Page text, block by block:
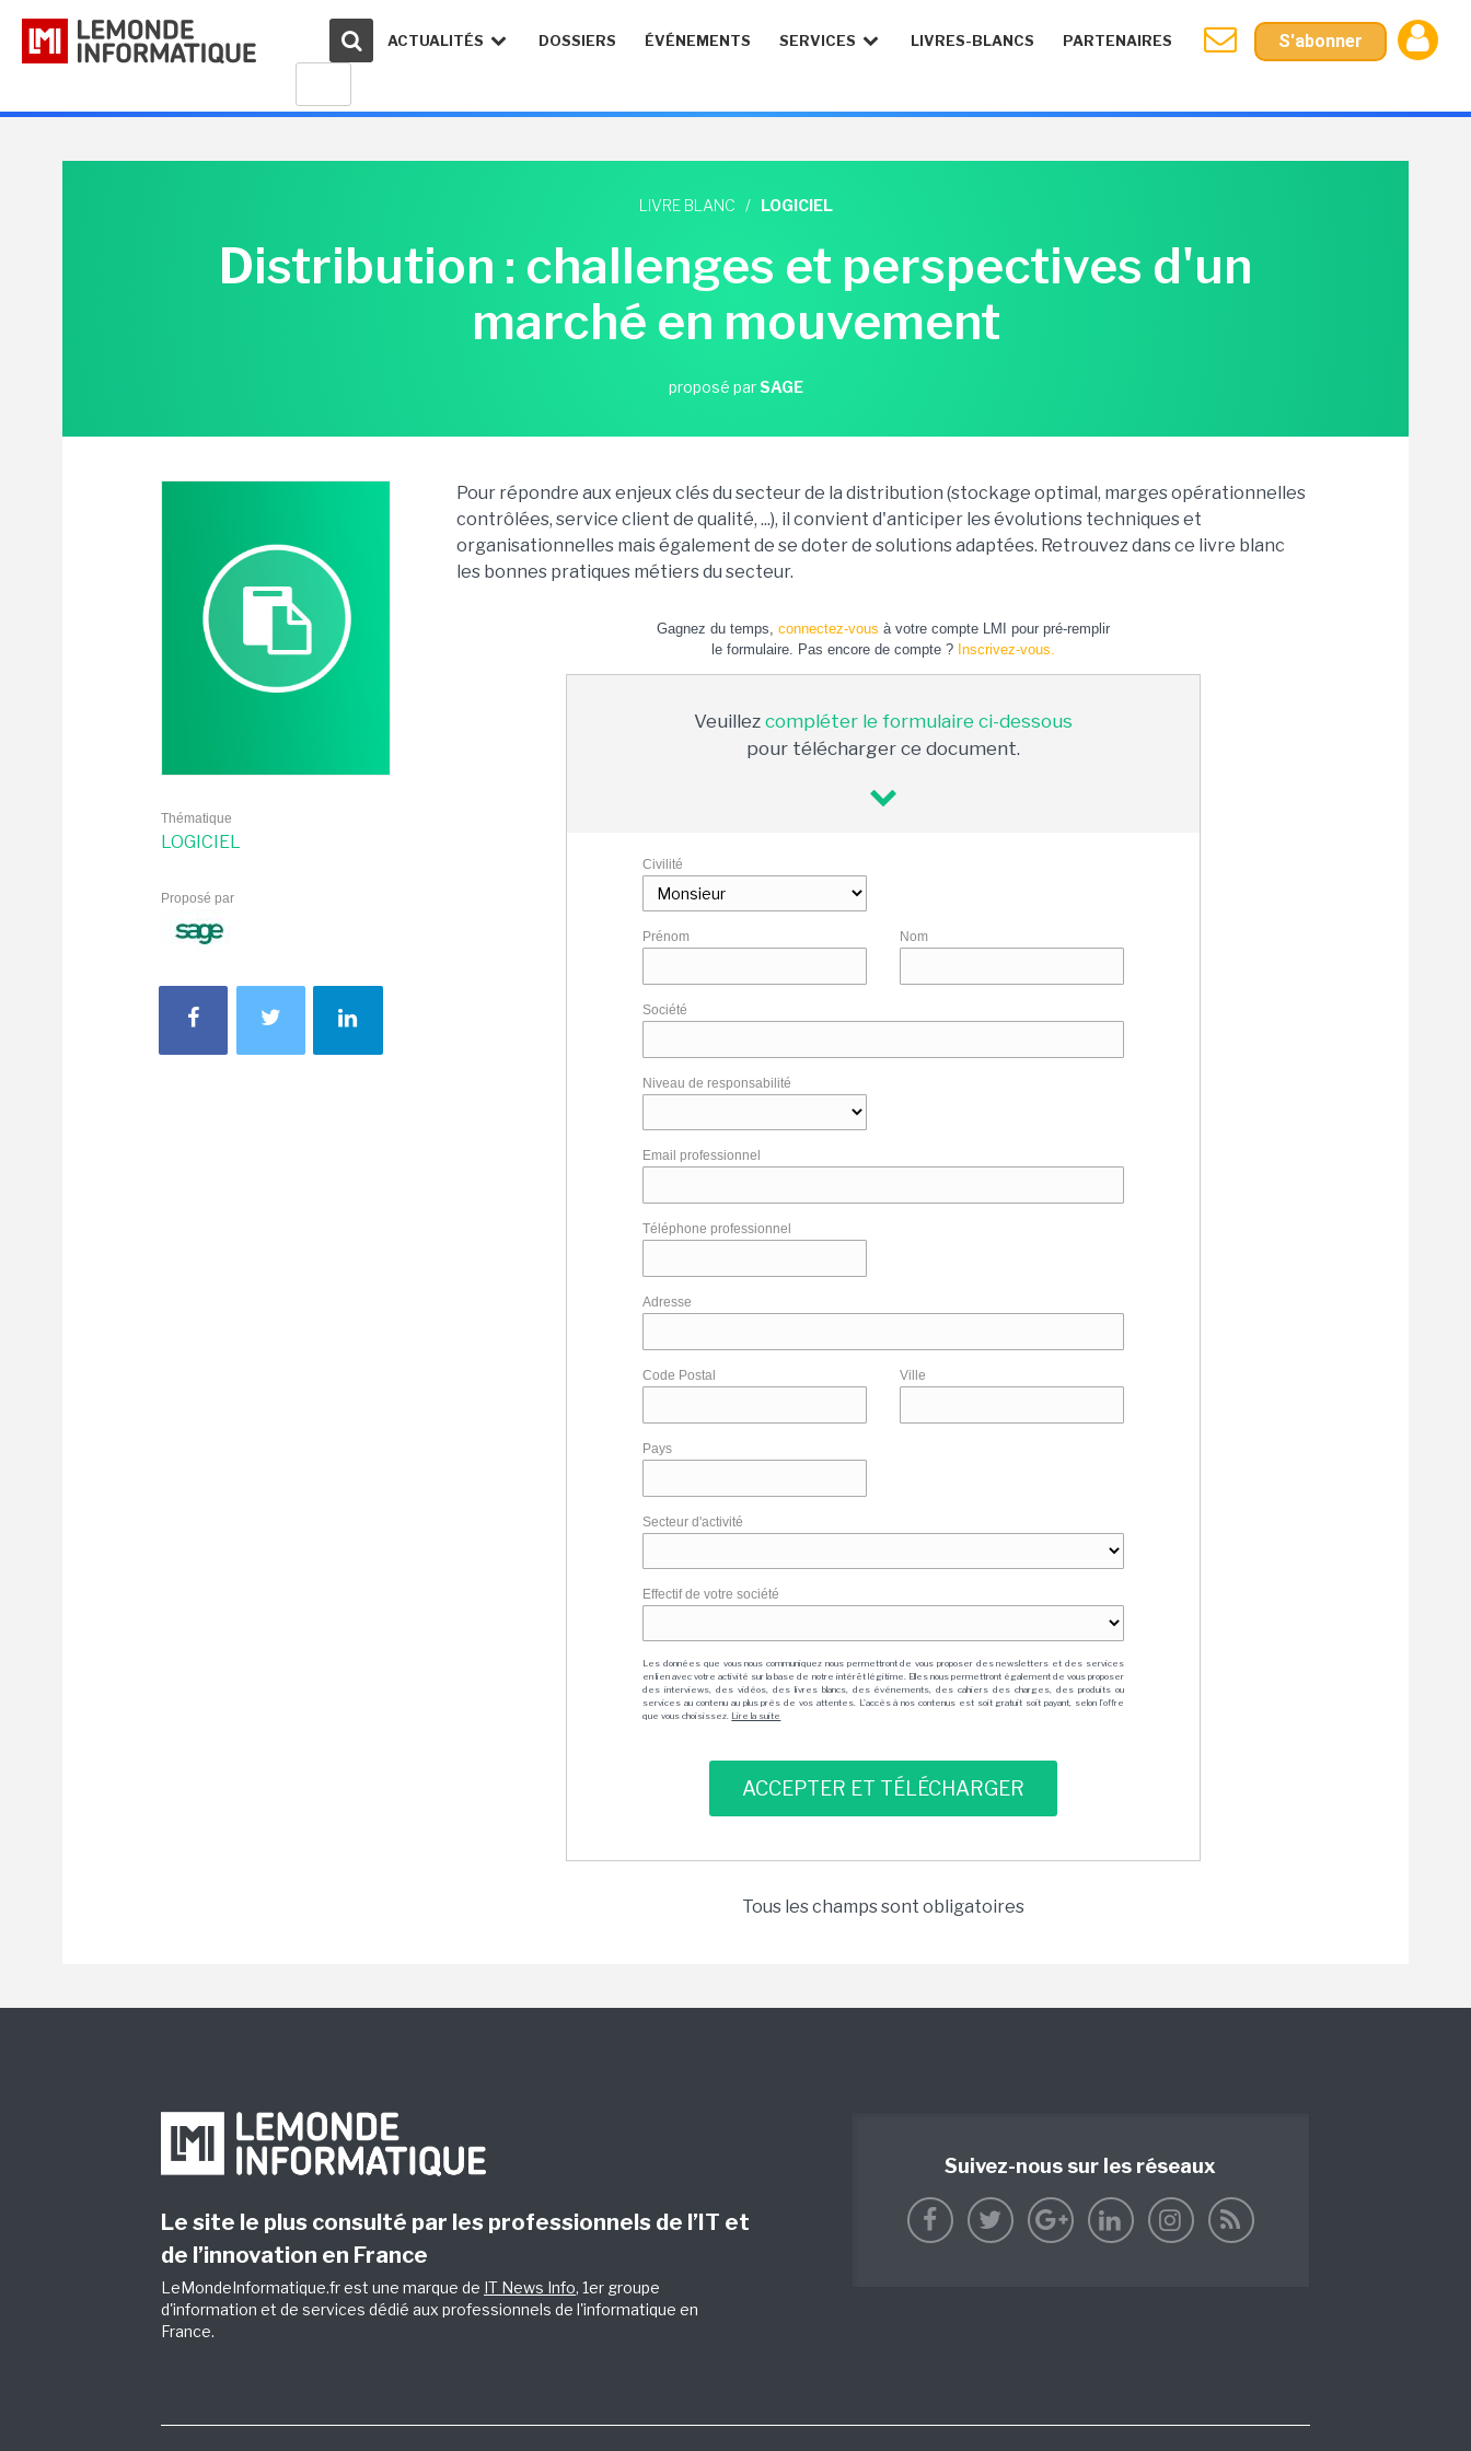
ACTUALITÉS DOSSIERS ÉVÉNEMENTS SERVICES LIVRES-BLANCS PARTENAIRES S'abonner
LIVRE BLANC / LOGICIEL
Distribution : challenges et perspectives d'un
marché en mouvement
proposé parSAGE
Thématique
LOGICIEL
Proposé par
Pour répondre aux enjeux clés du secteur de la distribution (stockage optimal, marges opérationnelles
contrôlées, service client de qualité, ...), il convient d'anticiper les évolutions techniques et
organisationnelles mais également de se doter de solutions adaptées. Retrouvez dans ce livre blanc
les bonnes pratiques métiers du secteur.
Gagnez du temps, connectez-vous à votre compte LMI pour pré-remplir
le formulaire. Pas encore de compte ? Inscrivez-vous.
Veuillez compléter le formulaire ci-dessous
pour télécharger ce document.
Civilité
Prénom Nom
Société
Niveau de responsabilité
Email professionnel
Téléphone professionnel
Adresse
Code Postal Ville
Pays
Secteur d'activité
Effectif de votre société
Les données que vous nous communiquez nous permettront de vous proposer des newsletters et des services
en lien avec votre activité sur la base de notre intérêt légitime. Elles nous permettront également de vous proposer
des interviews, des vidéos, des livres blancs, des événements, des cahiers des charges, des produits ou
services au contenu au plus près de vos attentes. L'accès à nos contenus est soit gratuit soit payant, selon l'offre
que vous choisissez. Lire la suite
Tous les champs sont obligatoires
Le site le plus consulté par les professionnels de l’IT et
de l’innovation en France
LeMondeInformatique.fr est une marque de IT News Info, 1er groupe
d'information et de services dédié aux professionnels de l'informatique en
France.
Suivez-nous sur les réseaux